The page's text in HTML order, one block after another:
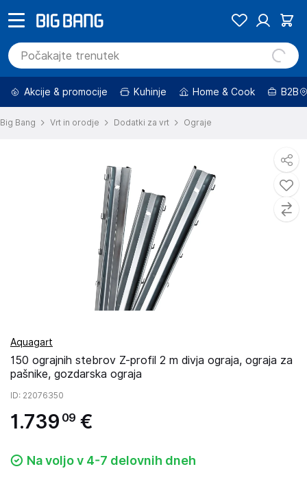
Akcije & promocije Kuhinje Home & Cook B2B
Big Bang Vrt in orodje Dodatki za vrt Ograje
Aquagart
150 ograjnih stebrov Z-profil 2 m divja ograja, ograja za
pašnike, gozdarska ograja
ID: 22076350
1.739 09 €
Na voljo v 4-7 delovnih dneh